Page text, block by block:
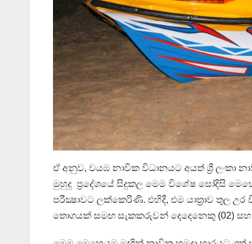
ඒ අනුව, වයඹ නාවික විධානයට අයත් ශ්‍රී
මුහුදු ප්‍රදේශයේ සිදුකල මෙම විශේෂ සෝදිසි
පරීක්‍ෂාවට ලක්කෙරිණි. එහිදී, එම යාත්‍රාව තුල
තොගයක් සමඟ සැකකරුවන් දෙදෙනෙකු (02) සහ